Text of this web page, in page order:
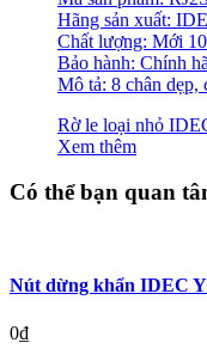
Hãng sản xuất:
Chất lượng: Mới
Bảo hành: Chính
Mô tả: 8 chân
Rờ le loại nhỏ
Xem thêm
Có thể bạn quan
Nút dừng khẩn IDEC
0₫